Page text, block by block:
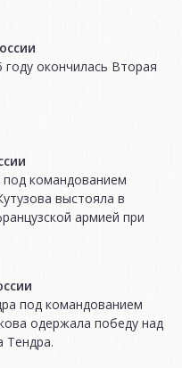
году окончилась Вторая
под командованием
выстояла в
армией при
под командованием
одержала победу над
Тендра.